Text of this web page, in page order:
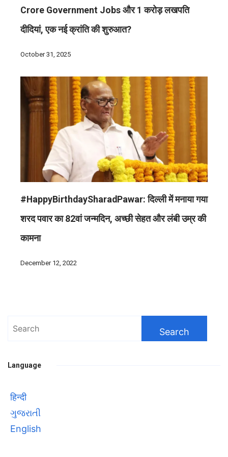
Crore Government Jobs और 1 करोड़ लखपति
दीदियां, एक नई क्रांति की शुरुआत?
October 31, 2025
#HappyBirthdaySharadPawar: दिल्ली में मनाया गया
शरद पवार का 82वां जन्मदिन, अच्छी सेहत और लंबी उम्र की
कामना
December 12, 2022
Search
Language
हिन्दी
ગુજરાતી
English